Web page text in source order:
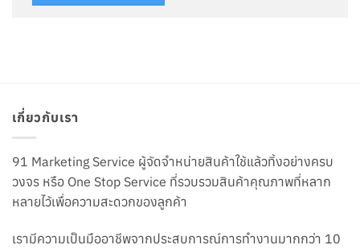
เกี่ยวกับเรา
91 Marketing Service ผู้จัดจำหน่ายสินค้าใช้แล้วทิ้งอย่างครบ
วงจร หรือ One Stop Service ที่รวบรวมสินค้าคุณภาพที่หลาก
หลายไว้เพื่อความสะดวกของลูกค้า
เรามีความเป็นมืออาชีพจากประสบการณ์การทำงานมากกว่า 10